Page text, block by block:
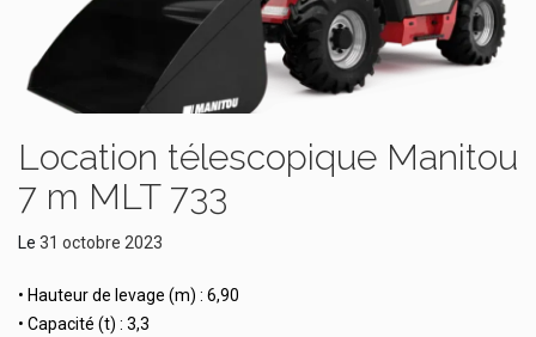
Location télescopique Manitou
7 m MLT 733
Le 31 octobre 2023
• Hauteur de levage (m) : 6,90
• Capacité (t) : 3,3